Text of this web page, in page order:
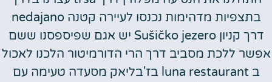
בתצפיות מדהימות נכנסו לעיירה קטנה nedajano
דרך קניון Sušičko jezero יש אגם שפיספסנו ששם
אפשר ללכת מסביב דרך הרי הדורמיטור הלכנו לאכול
ב luna restaurant בז'בליאק מסעדה טעימה עם